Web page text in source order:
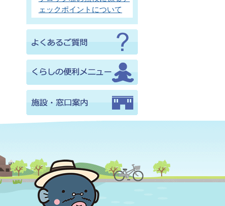
ェックポイントについて